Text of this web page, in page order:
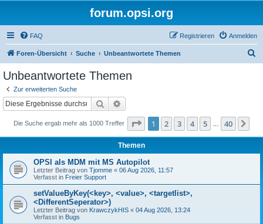
forum.opsi.org
FAQ Anmelden
Registrieren
Foren-Übersicht Suche Unbeantwortete Themen
Unbeantwortete Themen
Zur erweiterten Suche
Suche
Die Suche ergab mehr als 1000 Treffer Seite 1von 40
1 2 3 4 5 40
Themen
OPSI als MDM mit MS Autopilot
Letzter Beitrag von Tjomme « 06 Aug 2026, 11:57
Verfasst in Freier Support
setValueByKey(<key>, <value>, <targetlist>,
<DifferentSeperator>)
Letzter Beitrag von KrawczykHIS « 04 Aug 2026, 13:24
Verfasst in Bugs